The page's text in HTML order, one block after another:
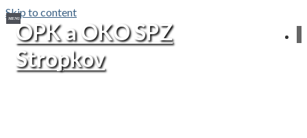
Skip to content
OPK a OKO SPZ
Stropkov